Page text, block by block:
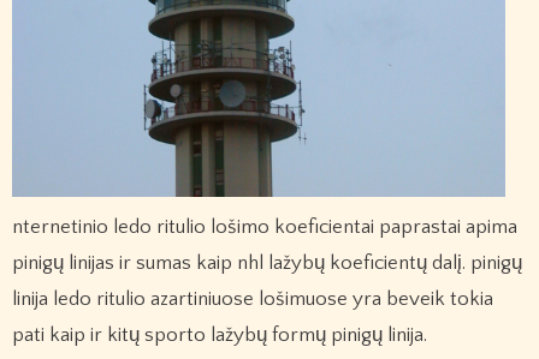
nternetinio ledo ritulio lošimo koeficientai paprastai apima
pinigų linijas ir sumas kaip nhl lažybų koeficientų dalį. pinigų
linija ledo ritulio azartiniuose lošimuose yra beveik tokia
pati kaip ir kitų sporto lažybų formų pinigų linija.